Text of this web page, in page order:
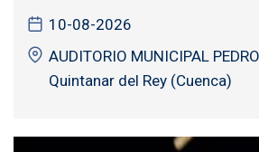
10-08-2026
AUDITORIO MUNICIPAL
Quintanar del Rey (Cuenca)